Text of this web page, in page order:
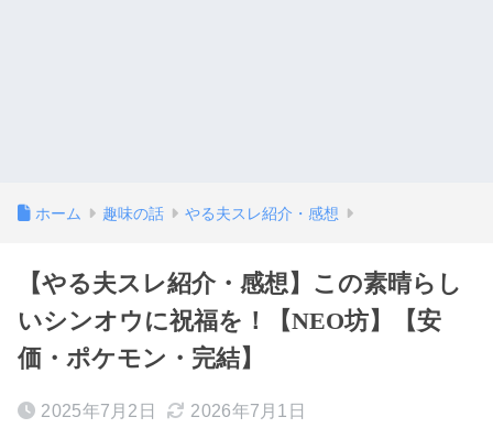
ホーム 趣味の話 やる夫スレ紹介・感想
【やる夫スレ紹介・感想】この素晴らし
いシンオウに祝福を！【NEO坊】【安
価・ポケモン・完結】
2025年7月2日 2026年7月1日